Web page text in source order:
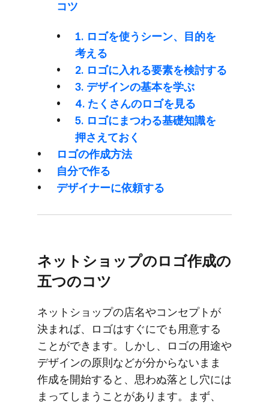
コツ
1. ロゴを​使う​シーン、​目的を​
考える
2. ロゴに​入れる​要素を​検討する
3. デザインの​基本を​学ぶ
4. たくさんの​ロゴを​見る
5. ロゴに​まつわる​基礎知識を​
押さえておく
ロゴの​作成方​法
自分で​作る
デザイナーに​依頼する
ネットショップの​ロゴ作成の​
五つの​コツ
ネットショップの​店名や​コンセプトが​
決まれば、​ロゴは​すぐに​でも​用意する​
ことができます。​しかし、​ロゴの​用途や​
デザインの​原則などが​分からないまま​
作成を​開始すると、​思わぬ落とし穴には​
まってしまうことがあります。​まず、​